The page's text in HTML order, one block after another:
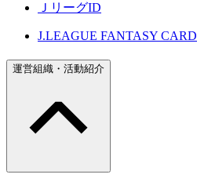
ＪリーグID
J.LEAGUE FANTASY CARD
運営組織・活動紹介